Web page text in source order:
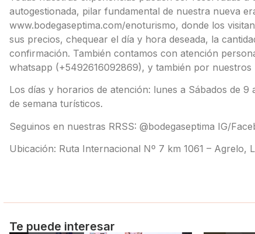
autogestionada, pilar fundamental de nuestra nueva
www.bodegaseptima.com/enoturismo, donde los
sus precios, chequear el día y hora deseada, la
confirmación. También contamos con atención
whatsapp (+5492616092869), y también por nuestros
Los días y horarios de atención: lunes a Sábados de
de semana turísticos.
Seguinos en nuestras RRSS: @bodegaseptima IG/
Ubicación: Ruta Internacional Nº 7 km 1061 – Agrelo,
Te puede interesar